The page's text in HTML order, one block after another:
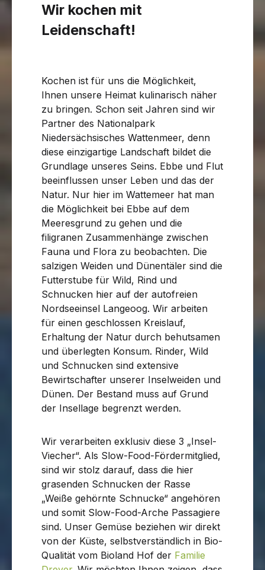
Wir kochen mit
Leidenschaft!
Kochen ist für uns die Möglichkeit,
Ihnen unsere Heimat kulinarisch näher
zu bringen. Schon seit Jahren sind wir
Partner des Nationalpark
Niedersächsisches Wattenmeer, denn
diese einzigartige Landschaft bildet die
Grundlage unseres Seins. Ebbe und Flut
beeinflussen unser Leben und das der
Natur. Nur hier im Wattemeer hat man
die Möglichkeit bei Ebbe auf dem
Meeresgrund zu gehen und die
filigranen Zusammenhänge zwischen
Fauna und Flora zu beobachten. Die
salzigen Weiden und Dünentäler sind die
Futterstube für Wild, Rind und
Schnucken hier auf der autofreien
Nordseeinsel Langeoog. Wir arbeiten
für einen geschlossen Kreislauf,
Erhaltung der Natur durch behutsamen
und überlegten Konsum. Rinder, Wild
und Schnucken sind extensive
Bewirtschafter unserer Inselweiden und
Dünen. Der Bestand muss auf Grund
der Insellage begrenzt werden.
Wir verarbeiten exklusiv diese 3 „Insel-
Viecher“. Als Slow-Food-Fördermitglied,
sind wir stolz darauf, dass die hier
grasenden Schnucken der Rasse
„Weiße gehörnte Schnucke“ angehören
und somit Slow-Food-Arche Passagiere
sind. Unser Gemüse beziehen wir direkt
von der Küste, selbstverständlich in Bio-
Qualität vom Bioland Hof der Familie